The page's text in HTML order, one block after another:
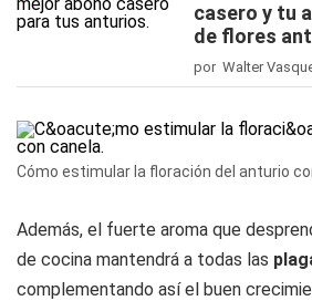
casero y tu
de flores
por Walter
Cómo estimular la floración del anturio
Además, el fuerte aroma que
de cocina mantendrá a todas las
complementando así el buen